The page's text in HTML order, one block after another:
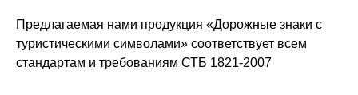
Предлагаемая нами продукция «Дорожные знаки с
туристическими символами» соответствует всем
стандартам и требованиям СТБ 1821-2007